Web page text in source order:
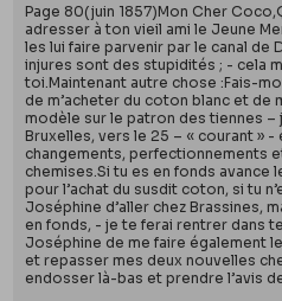
Page 80(juin 1857)Mon Cher
adresser à ton vieil ami le Jeune
les lui faire parvenir par le canal de
injures sont des stupidités ; - cela
toi.Maintenant autre chose :Fais-
de m’acheter du coton blanc et de
modèle sur le patron des tiennes –
Bruxelles, vers le 25 – « courant »
changements, perfectionnements
chemises.Si tu es en fonds avance
pour l’achat du susdit coton, si tu
Joséphine d’aller chez Brassines,
en fonds, - je te ferai rentrer dans
Joséphine de me faire également
et repasser mes deux nouvelles
endosser là-bas et prendre l’avis